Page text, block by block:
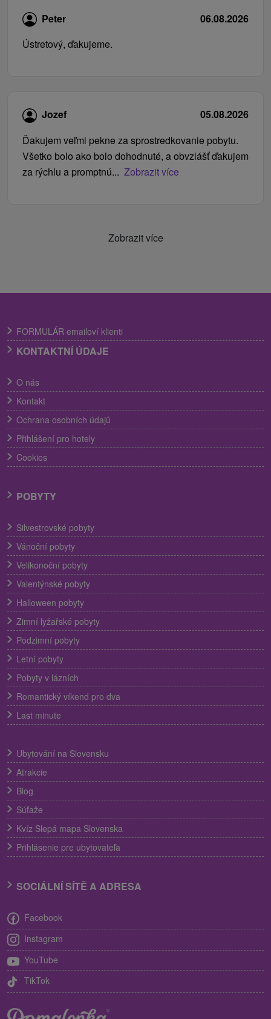
Peter
06.08.2026
Ústretový, ďakujeme.
Jozef
05.08.2026
Ďakujem veľmi pekne za sprostredkovanie pobytu.
Všetko bolo ako bolo dohodnuté, a obvzlášť ďakujem
za rýchlu a promptnú... Zobrazit více
Zobrazit více
FORMULÁR emailoví klienti
KONTAKTNÍ ÚDAJE
O nás
Kontakt
Ochrana osobních údajů
Přihlášení pro hotely
Cookies
POBYTY
Silvestrovské pobyty
Vánoční pobyty
Velikonoční pobyty
Valentýnské pobyty
Halloween pobyty
Zimní lyžařské pobyty
Podzimní pobyty
Letní pobyty
Pobyty v lázních
Romantický víkend pro dva
Last minute
Ubytování na Slovensku
Atrakcie
Blog
Súťaže
Kvíz Slepá mapa Slovenska
Prihlásenie pre ubytovateľa
SOCIÁLNÍ SÍTĚ A ADRESA
Facebook
Instagram
YouTube
TikTok